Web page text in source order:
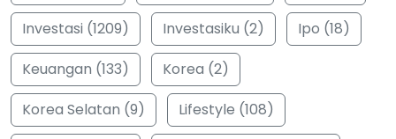
Investasi (1209)
Investasiku (2)
Ipo (18)
Keuangan (133)
Korea (2)
Korea Selatan (9)
Lifestyle (108)